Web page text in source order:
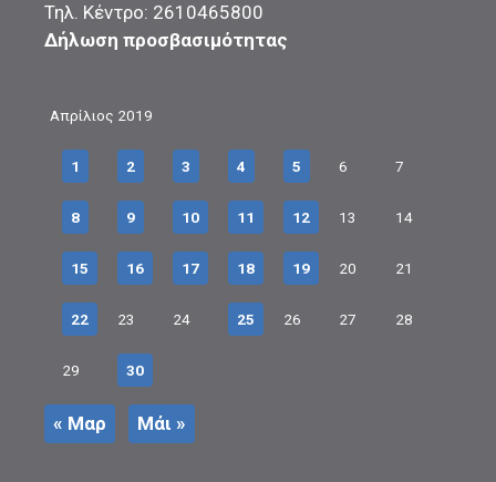
Τηλ. Κέντρο: 2610465800
Δήλωση προσβασιμότητας
Απρίλιος 2019
1 2 3 4 5 6 7
8 9 10 11 12 13 14
15 16 17 18 19 20 21
22 23 24 25 26 27 28
29 30
« Μαρ Μάι »